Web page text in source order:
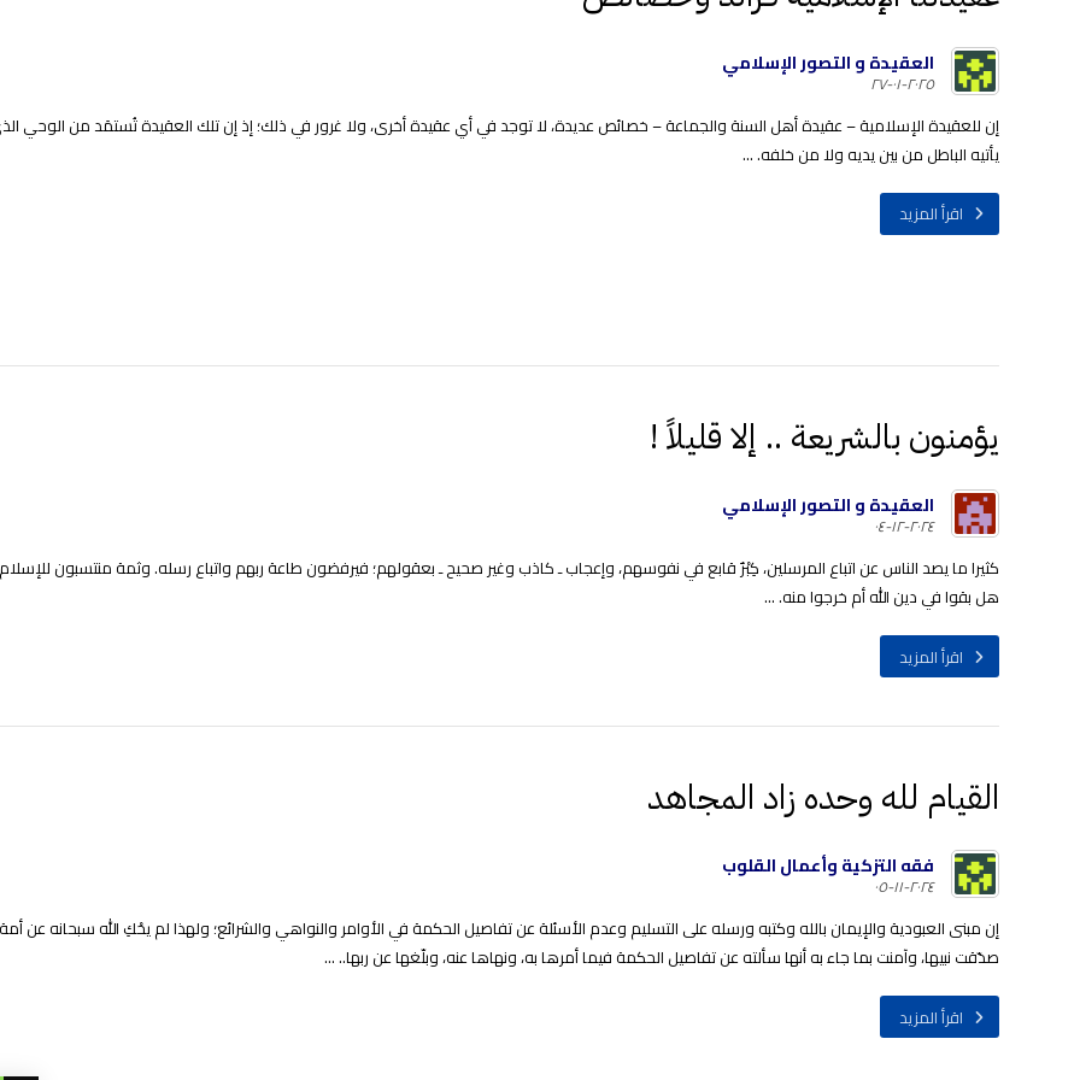
العقيدة و التصور الإسلامي
٢٠٢٥-٠١-٢٧
إن للعقيدة الإسلامية – عقيدة أهل السنة والجماعة – خصائص عديدة، لا توجد في أي عقيدة أخرى، ولا غرور في ذلك؛ إذ إن تلك العقيدة تُستمَد من الوحي
يأتيه الباطل من بين يديه ولا من خلفه. ...
اقرأ المزيد
يؤمنون بالشريعة .. إلا قليلاً !
العقيدة و التصور الإسلامي
٢٠٢٤-١٢-٠٤
كثيرا ما يصد الناس عن اتباع المرسلين، كِبْرٌ قابع في نفوسهم، وإعجاب ـ كاذب وغير صحيح ـ بعقولهم؛ فيرفضون طاعة ربهم واتباع رسله. وثمة منتسبون
هل بقوا في دين الله أم خرجوا منه. ...
اقرأ المزيد
القيام لله وحده زاد المجاهد
فقه التزكية وأعمال القلوب
٢٠٢٤-١١-٠٥
إن مبنى العبودية والإيمان بالله وكتبه ورسله على التسليم وعدم الأسئلة عن تفاصيل الحكمة في الأوامر والنواهي والشرائع؛ ولهذا لم يحْكِ الله سبحانه عن
صدّقت نبيها، وآمنت بما جاء به أنها سألته عن تفاصيل الحكمة فيما أمرها به، ونهاها عنه، وبلّغها عن ربها.. ...
اقرأ المزيد